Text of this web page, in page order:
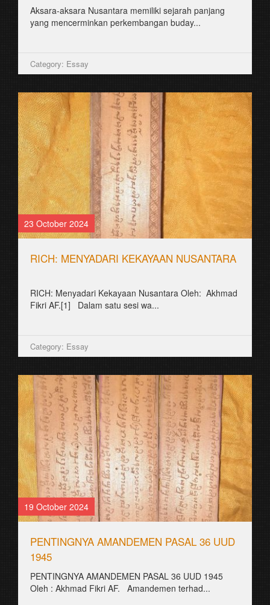
Aksara-aksara Nusantara memiliki sejarah panjang
yang mencerminkan perkembangan buday...
Category: Essay
23 October 2024
RICH: MENYADARI KEKAYAAN NUSANTARA
RICH: Menyadari Kekayaan Nusantara Oleh: Akhmad
Fikri AF.[1] Dalam satu sesi wa...
Category: Essay
19 October 2024
PENTINGNYA AMANDEMEN PASAL 36 UUD
1945
PENTINGNYA AMANDEMEN PASAL 36 UUD 1945
Oleh : Akhmad Fikri AF. Amandemen terhad...